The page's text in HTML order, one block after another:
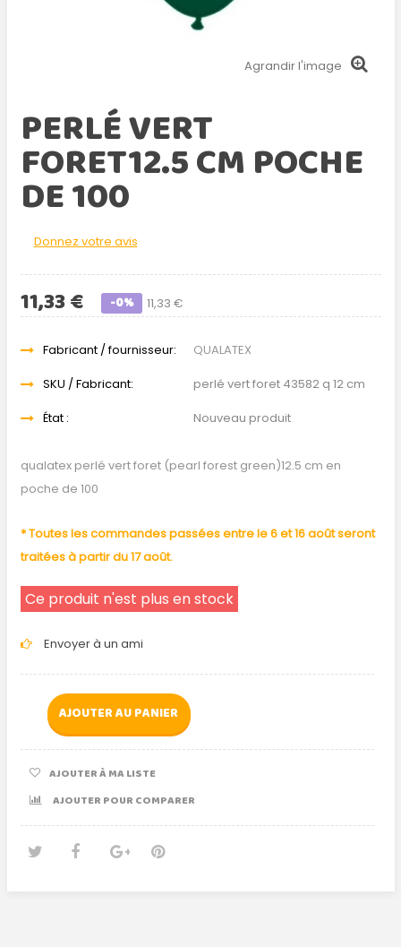
Agrandir l'image
PERLÉ VERT
FORET12.5 CM POCHE
DE 100
Donnez votre avis
11,33 €
11,33 € -0%
Fabricant / fournisseur:
QUALATEX
SKU / Fabricant:
perlé vert foret 43582 q 12 cm
État :
Nouveau produit
qualatex perlé vert foret (pearl forest green)12.5 cm en
poche de 100
* Toutes les commandes passées entre le 6 et 16 août seront
traitées à partir du 17 août.
Ce produit n'est plus en stock
Envoyer à un ami
AJOUTER AU PANIER
AJOUTER À MA LISTE
AJOUTER POUR COMPARER